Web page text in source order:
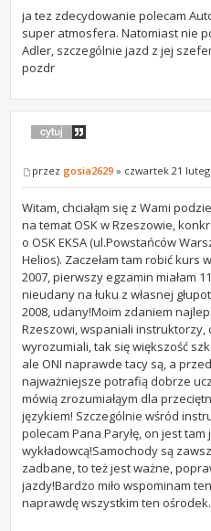
ja tez zdecydowanie polecam
super atmosfera. Natomiast nie
Adler, szczególnie jazd z jej
pozdr
przezgosia2629 » czwartek 21
Witam, chciałąm się z Wami
na temat OSK w Rzeszowie,
o OSK EKSA (ul.Powstańców
Helios). Zaczełam tam robić kurs
2007, pierwszy egzamin miałam
nieudany na łuku z własnej
2008, udany!Moim zdaniem
Rzeszowi, wspaniali instruktorzy,
wyrozumiali, tak się większość
ale ONI naprawde tacy są, a
najważniejsze potrafią dobrze
mówią zrozumiałąym dla
językiem! Szczególnie wśród
polecam Pana Paryłę, on jest
wykładowcą!Samochody są
zadbane, to też jest ważne,
jazdy!Bardzo miło wspominam
naprawdę wszystkim ten ośrodek.